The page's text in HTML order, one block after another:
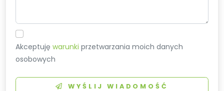
Akceptujęwarunki przetwarzania moich danych
osobowych
WYŚLIJ WIADOMOŚĆ